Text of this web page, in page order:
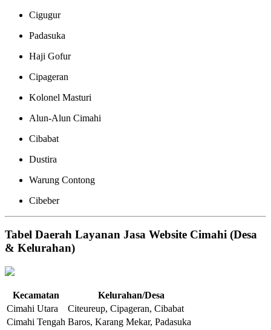
Cigugur
Padasuka
Haji Gofur
Cipageran
Kolonel Masturi
Alun-Alun Cimahi
Cibabat
Dustira
Warung Contong
Cibeber
Tabel Daerah Layanan Jasa Website Cimahi (Desa
& Kelurahan)
Kecamatan
Kelurahan/Desa
Cimahi Utara
Citeureup, Cipageran, Cibabat
Cimahi Tengah Baros, Karang Mekar, Padasuka